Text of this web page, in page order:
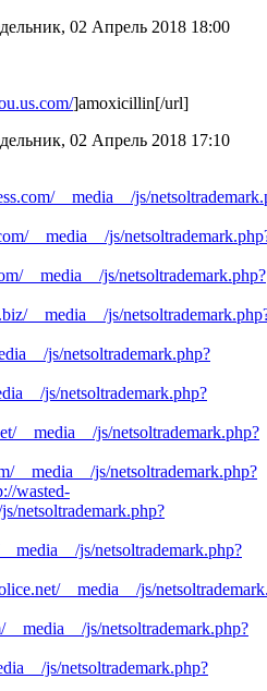
02 Апрель 2018 18:00
]amoxicillin[/url]
02 Апрель 2018 17:10
__media__/js/
__media__/js/
__media__/js/netsoltrademark.php?
__media__/js/
js/netsoltrademark.php?
js/netsoltrademark.php?
__media__/js/netsoltrademark.php?
__media__/js/netsoltrademark.php?
wasted-
netsoltrademark.php?
js/netsoltrademark.php?
__media__/js/
js/netsoltrademark.php?
js/netsoltrademark.php?